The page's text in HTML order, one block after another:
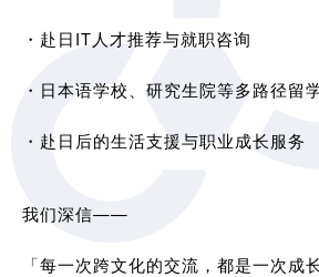
・赴日IT人才推荐与就职咨询
・日本语学校、研究生院等多路径留
・赴日后的生活支援与职业成长服务
我们深信——
「每一次跨文化的交流，都是一次成